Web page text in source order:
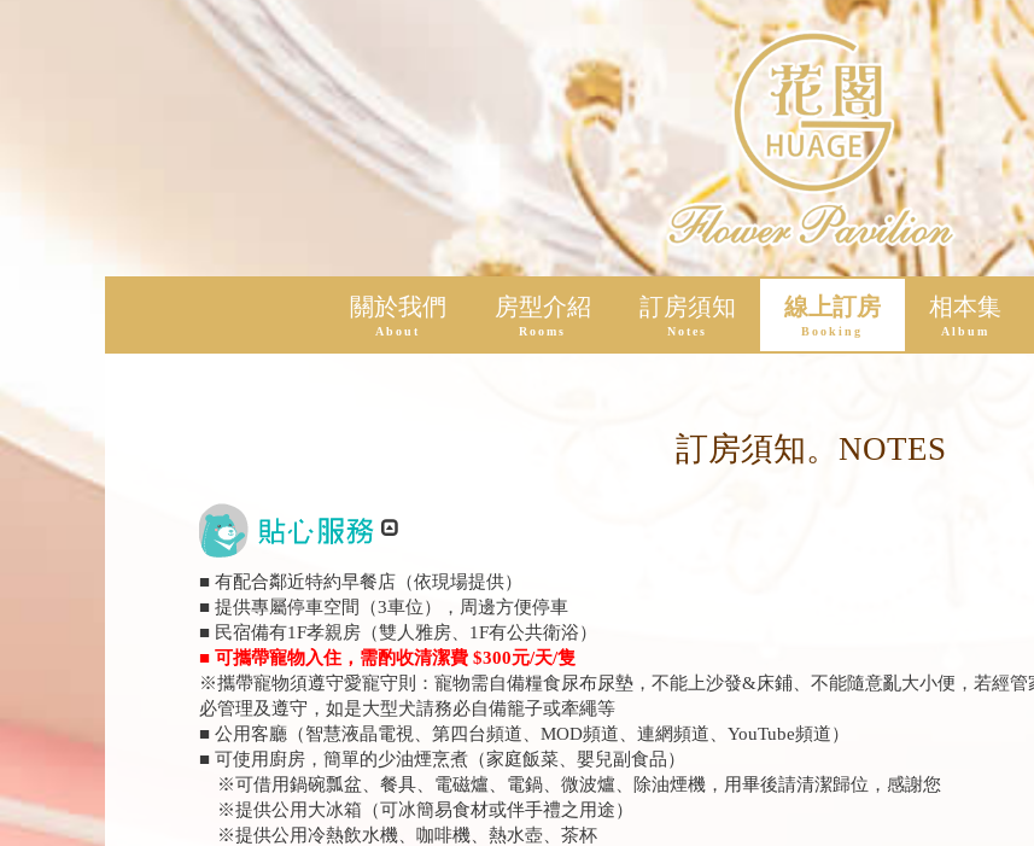
關於我們
About
房型介紹
Rooms
訂房須知
Notes
線上訂房
Booking
相本集
Album
訂房須知。NOTES
■ 有配合鄰近特約早餐店（依現場提供）
■ 提供專屬停車空間（3車位），周邊方便停車
■ 民宿備有1F孝親房（雙人雅房、1F有公共衛浴）
■ 可攜帶寵物入住，需酌收清潔費 $300元/天/隻
※攜帶寵物須遵守愛寵守則：寵物需自備糧食尿布尿墊，不能上沙發&床鋪、不能隨意亂大小便，若經
必管理及遵守，如是大型犬請務必自備籠子或牽繩等
■ 公用客廳（智慧液晶電視、第四台頻道、MOD頻道、連網頻道、YouTube頻道）
■ 可使用廚房，簡單的少油煙烹煮（家庭飯菜、嬰兒副食品）
※可借用鍋碗瓢盆、餐具、電磁爐、電鍋、微波爐、除油煙機，用畢後請清潔歸位，感謝您
※提供公用大冰箱（可冰簡易食材或伴手禮之用途）
※提供公用冷熱飲水機、咖啡機、熱水壺、茶杯